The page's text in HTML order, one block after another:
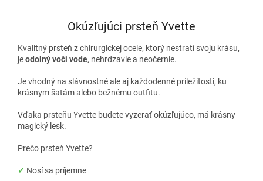
Okúzľujúci prsteň Yvette
Kvalitný prsteň z chirurgickej ocele, ktorý nestratí svoju krásu,
jeodolný voči vode, nehrdzavie a neočernie.
Je vhodný na slávnostné ale aj každodenné príležitosti, ku
krásnym šatám alebo bežnému outfitu.
Vďaka prsteňu Yvette budete vyzerať okúzľujúco, má krásny
magický lesk.
Prečo prsteň Yvette?
✓ Nosí sa príjemne